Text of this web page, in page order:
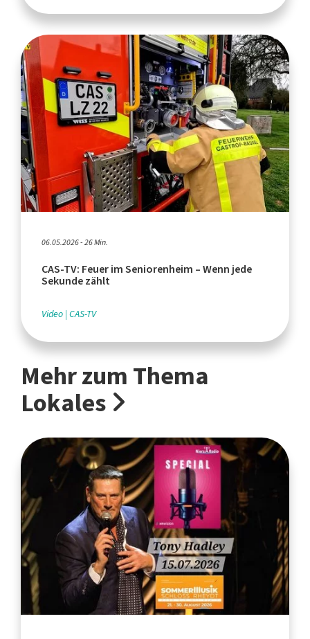
06.05.2026 - 26 Min.
CAS-TV: Feuer im Seniorenheim – Wenn jede
Sekunde zählt
Video CAS-TV
Mehr zum Thema
Lokales